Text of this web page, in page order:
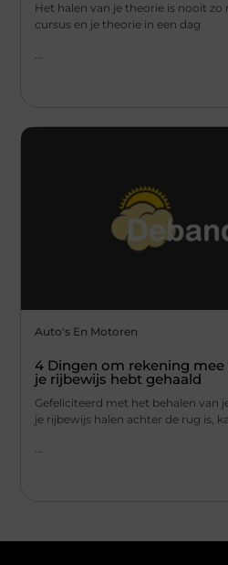
Het halen van je theorie is nooit zo
cursus en je theorie in een dag
Auto's En Motoren
4 Dingen om rekening
je rijbewijs hebt gehaald
Gefeliciteerd met het behalen van
je rijbewijs halen achter de rug is,
...